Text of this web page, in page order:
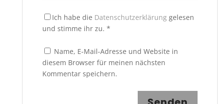
Ich habe die Datenschutzerklärunggelesen
und stimme ihr zu. *
Name, E-Mail-Adresse und Website in
diesem Browser für meinen nächsten
Kommentar speichern.